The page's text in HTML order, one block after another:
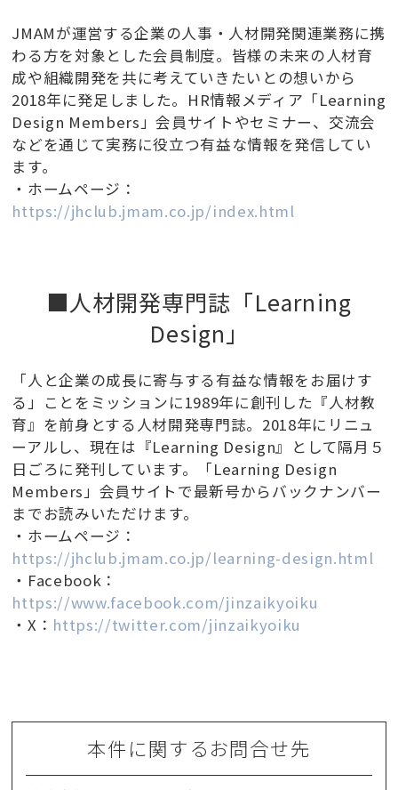
JMAMが運営する企業の人事・人材開発関連業務に携
わる方を対象とした会員制度。皆様の未来の人材育
成や組織開発を共に考えていきたいとの想いから
2018年に発足しました。HR情報メディア「Learning
Design Members」会員サイトやセミナー、交流会
などを通じて実務に役立つ有益な情報を発信してい
ます。
・ホームページ：
https://jhclub.jmam.co.jp/index.html
■人材開発専門誌「Learning
Design」
「人と企業の成長に寄与する有益な情報をお届けす
る」ことをミッションに1989年に創刊した『人材教
育』を前身とする人材開発専門誌。2018年にリニュ
ーアルし、現在は『Learning Design』として隔月５
日ごろに発刊しています。「Learning Design
Members」会員サイトで最新号からバックナンバー
までお読みいただけます。
・ホームページ：
https://jhclub.jmam.co.jp/learning-design.html
・Facebook：
https://www.facebook.com/jinzaikyoiku
・X： https://twitter.com/jinzaikyoiku
本件に関するお問合せ先